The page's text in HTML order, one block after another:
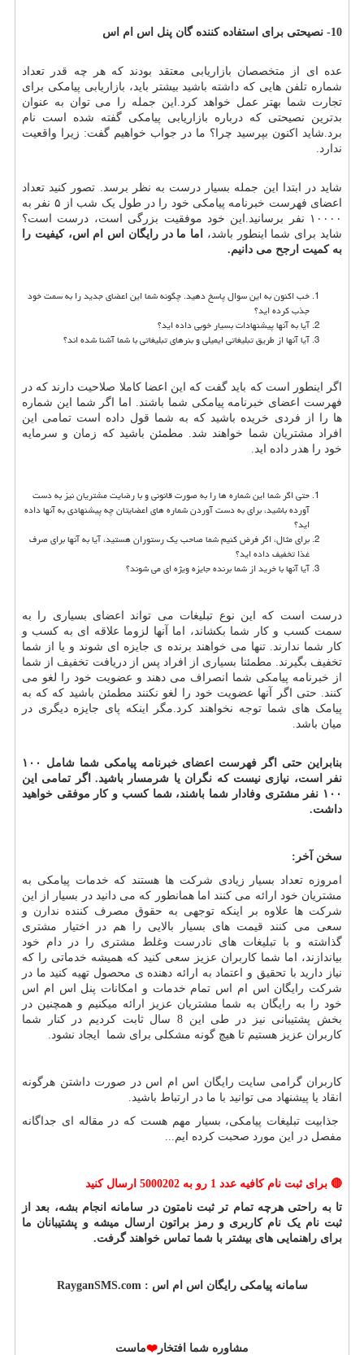
10- نصیحتی برای استفاده کننده گان پنل اس ام اس
عده ای از متخصصان بازاریابی معتقد بودند که هر چه قدر تعداد
شماره تلفن هایی که داشته باشید بیشتر باید، بازاریابی پیامکی برای
تجارت شما بهتر عمل خواهد کرد.این جمله را می توان به عنوان
بدترین نصیحتی که درباره بازاریابی پیامکی گفته شده است نام
برد.شاید اکنون بپرسید چرا؟ ما در جواب خواهیم گفت: زیرا واقعیت
ندارد.
شاید در ابتدا این جمله بسیار درست به نظر برسد. تصور کنید تعداد
اعضای فهرست خبرنامه پیامکی خود را در طول یک شب از ۵ نفر به
۱۰۰۰۰ نفر برسانید.این خود موفقیت بزرگی است، درست است؟
شاید برای شما اینطور باشد،
اما ما در رایگان اس ام اس، کیفیت را
به کمیت ارجح می دانیم.
خب اکنون به این سوال پاسخ دهید. چگونه شما این اعضای جدید را به سمت خود
جذب کرده اید؟
آیا به آنها پیشنهادات بسیار خوبی داده اید؟
آیا آنها از طریق تبلیغاتی ایمیلی و بنرهای تبلیغاتی با شما آشنا شده اند؟
اگر اینطور است که باید گفت که این اعضا کاملا صلاحیت دارند که در
فهرست اعضای خبرنامه پیامکی شما باشند. اما اگر شما این شماره
ها را از فردی خریده باشید که به شما قول داده است تمامی این
افراد مشتریان شما خواهند شد. مطمئن باشید که زمان و سرمایه
خود را هدر داده اید.
حتی اگر شما این شماره ها را به صورت قانونی و با رضایت مشتریان نیز به دست
آورده باشید، برای به دست آوردن شماره های اعضایتان چه پیشنهادی به آنها داده
اید؟
برای مثال، اگر فرض کنیم شما صاحب یک رستوران هستید، آیا به آنها برای صرف
غذا تخفیف داده اید؟
آیا آنها با خرید از شما برنده جایزه ویژه ای می شوند؟
درست است که این نوع تبلیغات می تواند اعضای بسیاری را به
سمت کسب و کار شما بکشاند، اما آنها لزوما علاقه ای به کسب و
کار شما ندارند. تنها می خواهند برنده ی جایزه ای شوند و یا از شما
تخفیف بگیرند. مطمئنا بسیاری از افراد پس از دریافت تخفیف از شما
از خبرنامه پیامکی شما انصراف می دهند و عضویت خود را لغو می
کنند. حتی اگر آنها عضویت خود را لغو نکنند مطمئن باشید که که به
پیامک های شما توجه نخواهند کرد.مگر اینکه پای جایزه دیگری در
میان باشد.
بنابراین حتی اگر فهرست اعضای خبرنامه پیامکی شما شامل
۱۰۰
نفر است، نیازی نیست که نگران یا شرمسار باشید. اگر تمامی این
۱۰۰ نفر مشتری وفادار شما باشند، شما کسب و کار موفقی خواهید
داشت.
سخن آخر:
امروزه تعداد بسیار زیادی شرکت ها هستند که خدمات پیامکی به
مشتریان خود ارائه می کنند اما همانطور که می دانید در بسیار از این
شرکت ها علاوه بر اینکه توجهی به حقوق مصرف کننده ندارن و
سعی می کنند قیمت های بسیار بالایی را هم در اختیار مشتری
گذاشته و با تبلیغات های نادرست وغلط مشتری را در دام خود
بیاندازند، اما شما کاربران عزیز سعی کنید که همیشه خدماتی را که
نیاز دارید با تحقیق و اعتماد به ارائه دهنده ی محصول تهیه کنید ما در
شرکت رایگان اس ام اس تمام خدمات و امکانات پنل اس ام اس
خود را به رایگان به شما مشتریان عزیز ارائه میکنیم و همچنین در
بخش پشتیبانی نیز در طی این 8 سال ثابت کردیم در کنار شما
کاربران عزیز هستیم تا هیچ گونه مشکلی برای شما ایجاد نشود.
کاربران گرامی سایت رایگان اس ام اس در صورت داشتن هرگونه
انقاد یا پیشنهاد می توانید با ما در ارتباط باشید.
جذابیت تبلیغات پیامکی، بسیار مهم هست که در مقاله ای جداگانه
مفصل در این مورد صحبت کرده ایم
🔴 برای ثبت نام کافیه عدد 1 رو به 5000202 ارسال کنید
تا به راحتی هرچه تمام تر ثبت نامتون در سامانه انجام بشه، بعد از
ثبت نام یک نام کاربری و رمز براتون ارسال میشه و پشتیبانان ما
برای راهنمایی های بیشتر با شما تماس خواهند گرفت.
سامانه پیامکی رایگان اس ام اس : RayganSMS.com
مشاوره شما افتخار ❤️ماست